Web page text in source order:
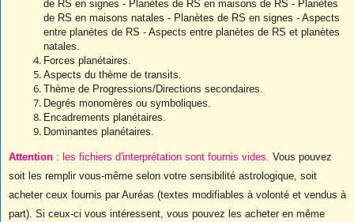
de RS en signes - Planètes de RS en maisons de RS - Planètes
de RS en maisons natales - Planètes de RS en signes - Aspects
entre planètes de RS - Aspects entre planètes de RS et planètes
natales.
Forces planétaires.
Aspects du thème de transits.
Thème de Progressions/Directions secondaires.
Degrés monomères ou symboliques.
Encadrements planétaires.
Dominantes planétaires.
Attention : les fichiers d'interprétation sont fournis vides. Vous pouvez
soit les remplir vous-même selon votre sensibilité astrologique, soit
acheter ceux fournis par Auréas (textes modifiables à volonté et vendus à
part). Si ceux-ci vous intéressent, vous pouvez les acheter en même